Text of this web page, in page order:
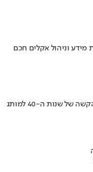
וניהול אקלים חכם
איך אסם הפכה את תקופת הצנע והמחסור הקשה של שנות ה-40 למותג